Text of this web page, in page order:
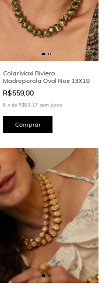
Colar Maxi Riviera
Madreperola Oval Noir 13X18
R$559,00
6 x de R$93,17 sem juros